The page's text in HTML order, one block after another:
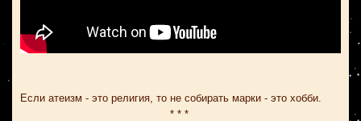
Если атеизм - это религия, то не собирать марки - это хобби.
* * *